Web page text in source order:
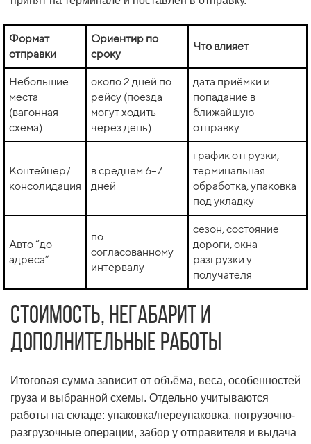
Формат
отправки
Ориентир по
сроку
Что влияет
Небольшие
места
(вагонная
схема)
около 2 дней по
рейсу (поезда
могут ходить
через день)
дата приёмки и
попадание в
ближайшую
отправку
Контейнер/
консолидация
в среднем 6–7
дней
график отгрузки,
терминальная
обработка, упаковка
под укладку
Авто “до
адреса”
по
согласованному
интервалу
сезон, состояние
дороги, окна
разгрузки у
получателя
Стоимость, негабарит и
дополнительные работы
Итоговая сумма зависит от объёма, веса, особенностей
груза и выбранной схемы. Отдельно учитываются
работы на складе: упаковка/переупаковка, погрузочно-
разгрузочные операции, забор у отправителя и выдача